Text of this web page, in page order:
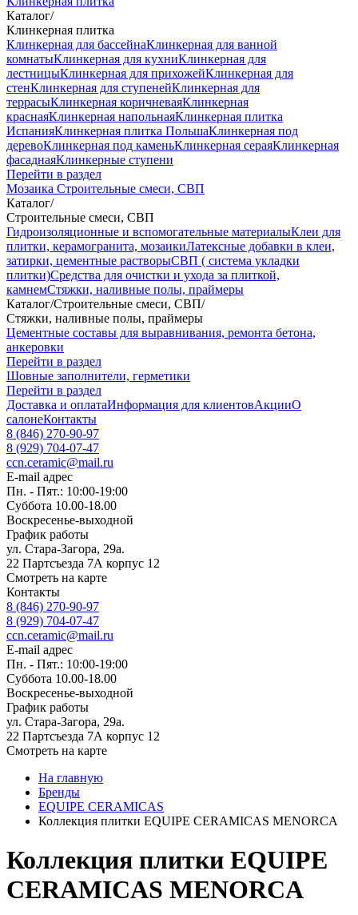
Каталог/
Клинкерная плитка
Клинкерная для бассейнаКлинкерная для ванной
комнатыКлинкерная для кухниКлинкерная для
лестницыКлинкерная для прихожейКлинкерная для
стенКлинкерная для ступенейКлинкерная для
террасыКлинкерная коричневаяКлинкерная
краснаяКлинкерная напольнаяКлинкерная плитка
ИспанияКлинкерная плитка ПольшаКлинкерная под
деревоКлинкерная под каменьКлинкерная сераяКлинкерная
фасаднаяКлинкерные ступени
Перейти в раздел
Мозаика Строительные смеси, СВП
Каталог/
Строительные смеси, СВП
Гидроизоляционные и вспомогательные материалыКлеи для
плитки, керамогранита, мозаикиЛатексные добавки в клеи,
затирки, цементные растворыСВП ( система укладки
плитки)Средства для очистки и ухода за плиткой,
камнемСтяжки, наливные полы, праймеры
Каталог/Строительные смеси, СВП/
Стяжки, наливные полы, праймеры
Цементные составы для выравнивания, ремонта бетона,
анкеровки
Перейти в раздел
Шовные заполнители, герметики
Перейти в раздел
Доставка и оплатаИнформация для клиентовАкцииО
салонеКонтакты
8 (846) 270-90-97
8 (929) 704-07-47
ccn.ceramic@mail.ru
E-mail адрес
Пн. - Пят.: 10:00-19:00
Суббота 10.00-18.00
Воскресенье-выходной
График работы
ул. Стара-Загора, 29а.
22 Партсъезда 7А корпус 12
Смотреть на карте
Контакты
8 (846) 270-90-97
8 (929) 704-07-47
ccn.ceramic@mail.ru
E-mail адрес
Пн. - Пят.: 10:00-19:00
Суббота 10.00-18.00
Воскресенье-выходной
График работы
ул. Стара-Загора, 29а.
22 Партсъезда 7А корпус 12
Смотреть на карте
На главную
Бренды
EQUIPE CERAMICAS
Коллекция плитки EQUIPE CERAMICAS MENORCA
Коллекция плитки EQUIPE
CERAMICAS MENORCA